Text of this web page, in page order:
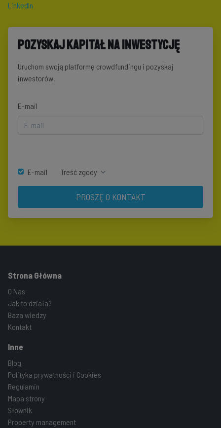
Pozyskaj kapitał na inwestycję
Uruchom swoją platformę crowdfundingu i pozyskaj
inwestorów.
E-mail
E-mail Treść zgody
PROSZĘ O KONTAKT
LinkedIn
Strona Główna
O Nas
Jak to działa?
Baza wiedzy
Kontakt
Inne
Blog
Polityka prywatności i Cookies
Regulamin
Mapa strony
Słownik
Property management